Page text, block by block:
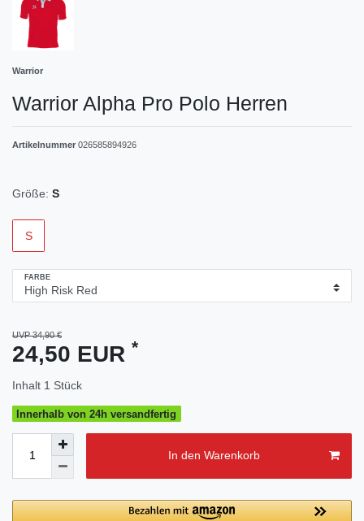
Warrior
Warrior Alpha Pro Polo Herren
Artikelnummer 026585894926
Größe: S
S
FARBE
UVP 34,90 €
24,50 EUR *
Inhalt 1 Stück
Innerhalb von 24h versandfertig
In den Warenkorb